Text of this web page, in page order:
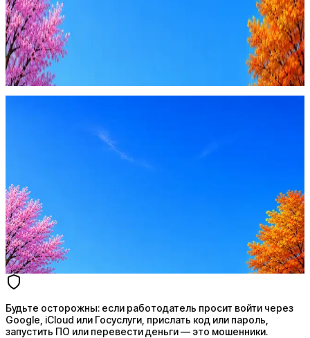
Будьте осторожны: если работодатель просит войти через
Google, iCloud или Госуслуги, прислать код или пароль,
запустить ПО или перевести деньги — это мошенники.
Жмите Пожаловаться
Стратегия поиска с AI: рынки, позиции, вилка, каналы
Будьте осторожны: если работодатель просит войти через
Google, iCloud или Госуслуги, прислать код или пароль,
запустить ПО или перевести деньги — это мошенники.